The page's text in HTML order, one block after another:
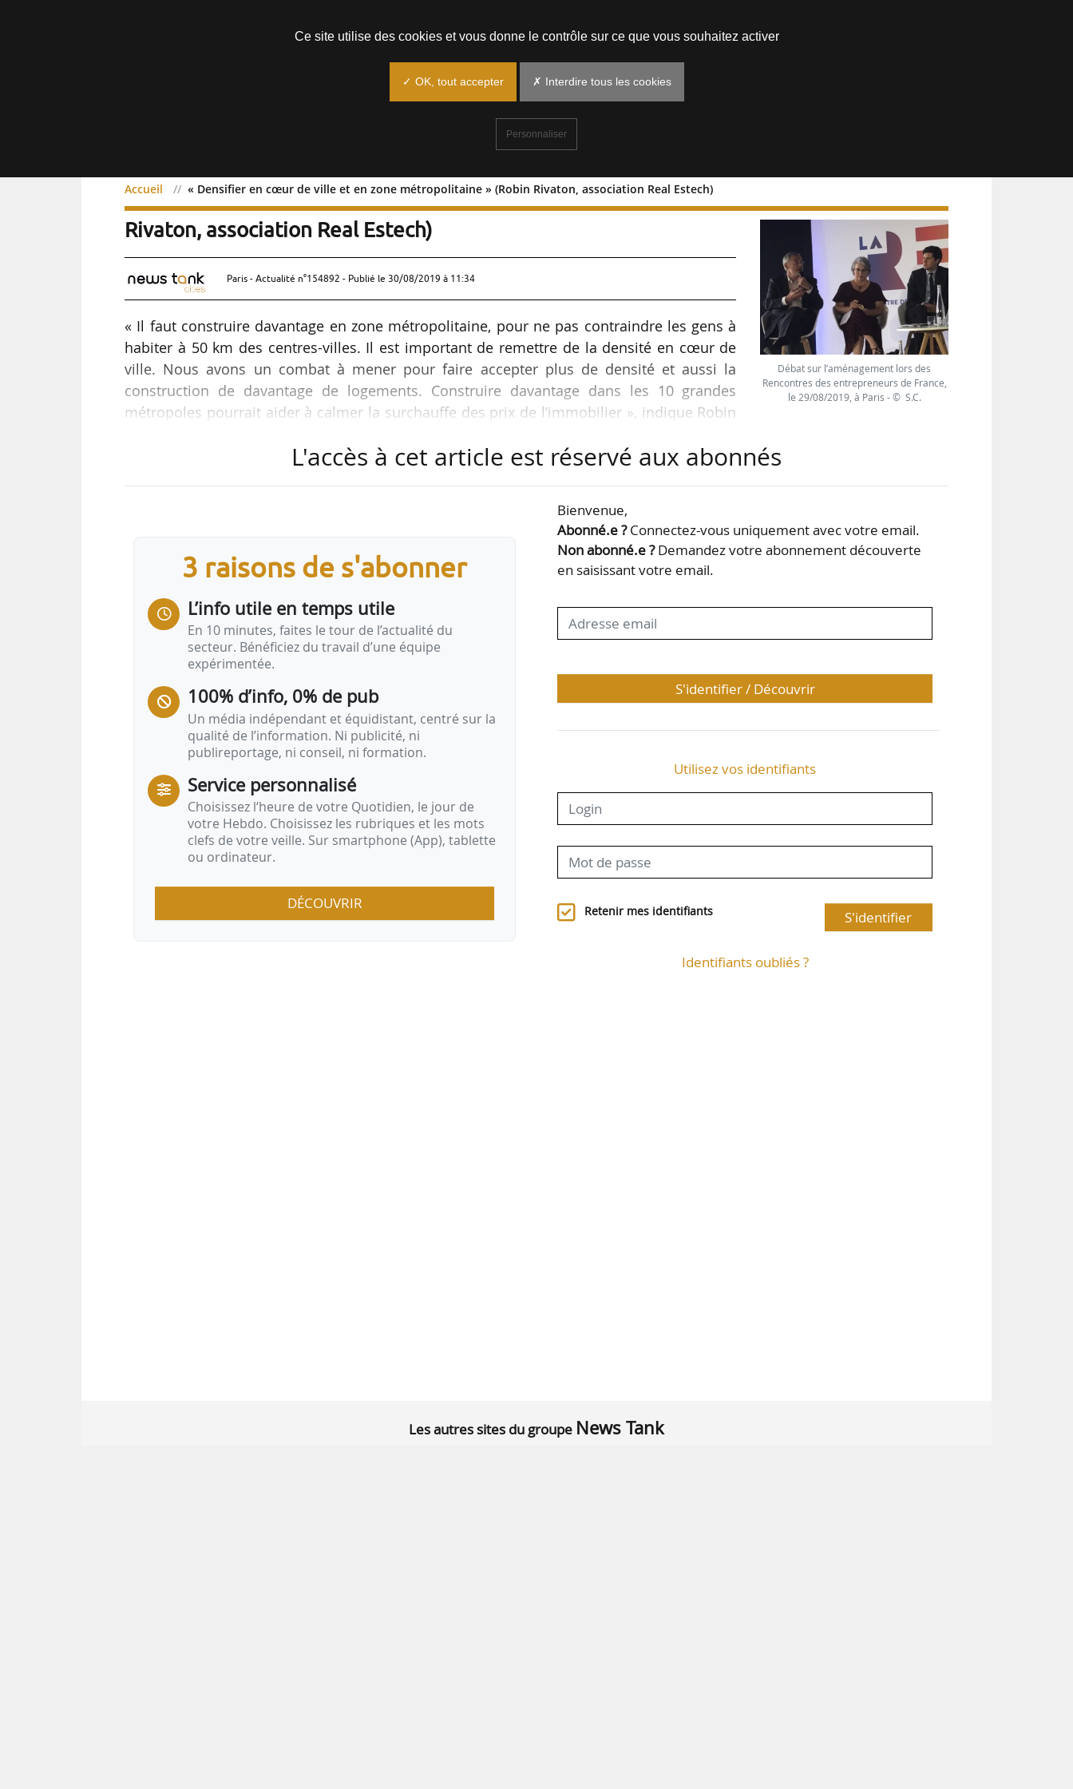
Accueil « Densifier en cœur de ville et en zone métropolitaine » (Robin Rivaton, association Real Estech)
« Densifier en cœur de ville et en zone métropolitaine » (Robin
Rivaton, association Real Estech)
Paris - Actualité n°154892 - Publié le 30/08/2019 à 11:34
« Il faut construire davantage en zone métropolitaine, pour ne pas contraindre les gens à
habiter à 50 km des centres-villes. Il est important de remettre de la densité en cœur de
ville. Nous avons un combat à mener pour faire accepter plus de densité et aussi la
construction de davantage de logements. Construire davantage dans les 10 grandes
métropoles pourrait aider à calmer la surchauffe des prix de l’immobilier », indique Robin
Région Entreprises (de mars 2016 à avril 2018), le 29/08/2019, lors des Rencontres des
Débat sur l’aménagement lors des
Rencontres des entrepreneurs de France,
le 29/08/2019, à Paris - © S.C.
L'accès à cet article est réservé aux abonnés
3 raisons de s'abonner
L’info utile en temps utile
En 10 minutes, faites le tour de l’actualité du
secteur. Bénéficiez du travail d’une équipe
expérimentée.
100% d’info, 0% de pub
Un média indépendant et équidistant, centré sur la
qualité de l’information. Ni publicité, ni
publireportage, ni conseil, ni formation.
Service personnalisé
Choisissez l‘heure de votre Quotidien, le jour de
votre Hebdo. Choisissez les rubriques et les mots
clefs de votre veille. Sur smartphone (App), tablette
ou ordinateur.
DÉCOUVRIR
Bienvenue,
Abonné.e ?Connectez-vous uniquement avec votre email.
Non abonné.e ?Demandez votre abonnement découverte
en saisissant votre email.
S'identifier / Découvrir
Utilisez vos identifiants
Retenir mes identifiants S'identifier
Identifiants oubliés ?
Les autres sites du groupe News Tank
Ce site utilise des cookies et vous donne le contrôle sur ce que vous souhaitez activer
✓ OK, tout accepter ✗ Interdire tous les cookies
Personnaliser